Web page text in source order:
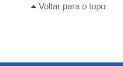
Voltar para o topo